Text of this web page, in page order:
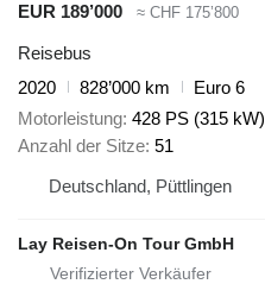
EUR 189’000
≈ CHF 175’800
Reisebus
2020
828’000 km
Euro 6
Motorleistung 428 PS (315 kW)
Anzahl der Sitze 51
Deutschland, Püttlingen
Lay Reisen-On Tour GmbH